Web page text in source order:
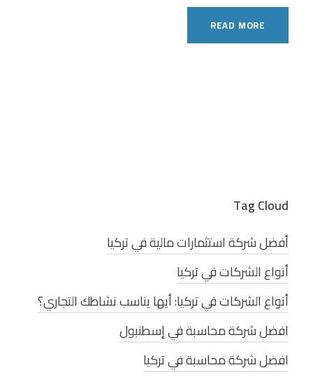
READ MORE
Tag Cloud
أفضل شركة استثمارات مالية في تركيا
أنواع الشركات في تركيا
أنواع الشركات في تركيا: أيها يناسب نشاطك التجاري؟
افضل شركة محاسبة في إسطنبول
افضل شركة محاسبة في تركيا